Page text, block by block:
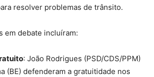
resolver problemas de trânsito.
em debate incluíram:
: João Rodrigues (PSD/CDS/PPM)
(BE) defenderam a gratuitidade nos